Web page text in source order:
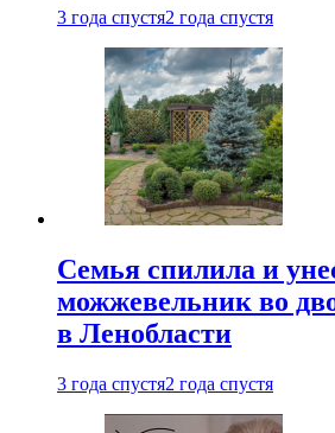
3 года спустя2 года спустя
Семья спилила и
можжевельник во
в Ленобласти
3 года спустя2 года спустя